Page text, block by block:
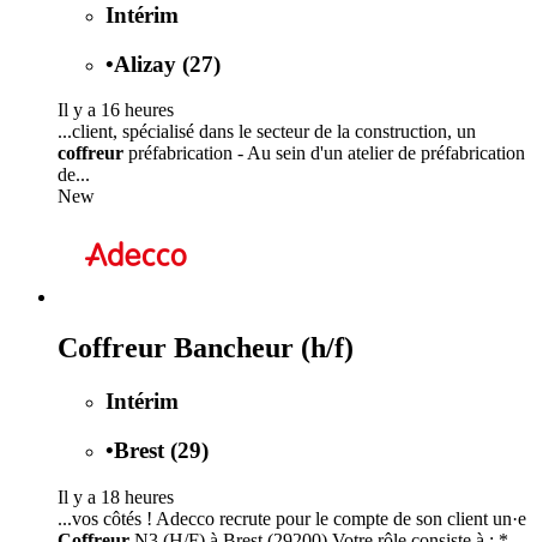
Intérim
•Alizay (27)
Il y a 16 heures
...client, spécialisé dans le secteur de la construction, un
coffreur préfabrication - Au sein d'un atelier de préfabrication
de...
New
Coffreur Bancheur (h/f)
Intérim
•Brest (29)
Il y a 18 heures
...vos côtés ! Adecco recrute pour le compte de son client un·e